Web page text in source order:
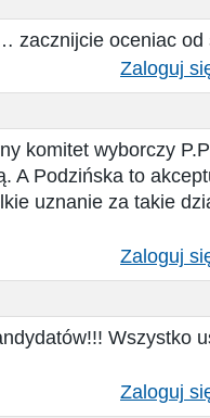
zacznijcie oceniac od
Zaloguj
komitet wyborczy
A Podzińska to
uznanie za takie
Zaloguj
Wszystko
Zaloguj